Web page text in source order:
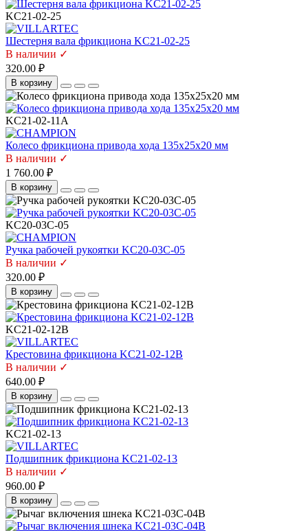
KC21-02-25
Шестерня вала фрикциона KC21-02-25
В наличии ✓
320.00 ₽
В корзину
KC21-02-11A
Колесо фрикциона привода хода 135х25х20 мм
В наличии ✓
1 760.00 ₽
В корзину
KC20-03C-05
Ручка рабочей рукоятки KC20-03C-05
В наличии ✓
320.00 ₽
В корзину
KC21-02-12B
Крестовина фрикциона KC21-02-12B
В наличии ✓
640.00 ₽
В корзину
KC21-02-13
Подшипник фрикциона KC21-02-13
В наличии ✓
960.00 ₽
В корзину